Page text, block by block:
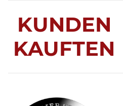
KUNDEN
KAUFTEN